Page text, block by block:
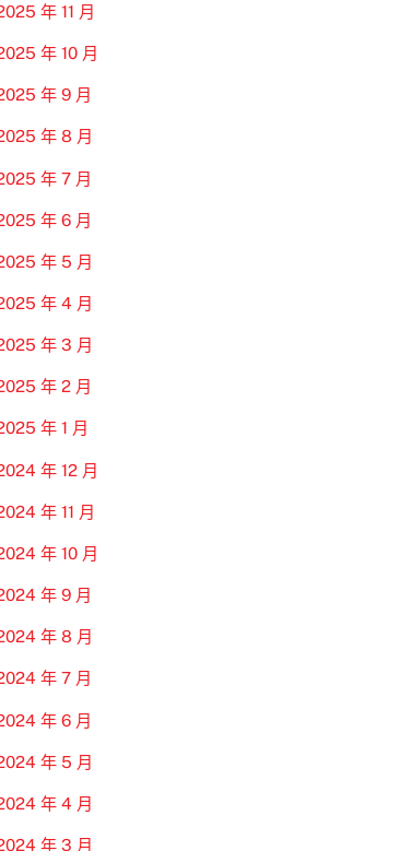
年 11 月
年 10 月
年 9 月
年 8 月
年 7 月
年 6 月
年 5 月
年 4 月
年 3 月
年 2 月
年 1 月
年 12 月
年 11 月
年 10 月
年 9 月
年 8 月
年 7 月
年 6 月
年 5 月
年 4 月
年 3 月